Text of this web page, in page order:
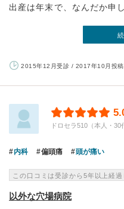
出産は年末で、なんだか申
2015年12月受診 / 2017年10月投稿
ドロセラ510（本人・30
内科 偏頭痛 頭が痛い
この口コミは受診から5年以上経過
以外な穴場病院